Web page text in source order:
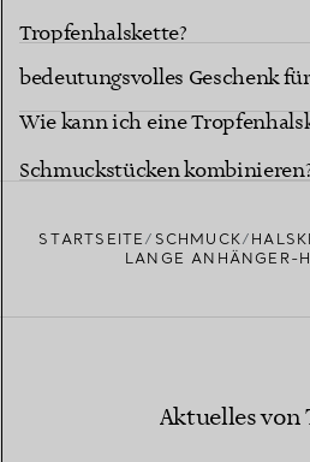
Tropfenhalskette?
Ist eine Tiffany
bedeutungsvolles Geschenk
besonderen Meilenstein?
Wie kann ich eine
Schmuckstücken
STARTSEITE SCHMUCK
LANGE ANHÄNGER-
Aktuelles von